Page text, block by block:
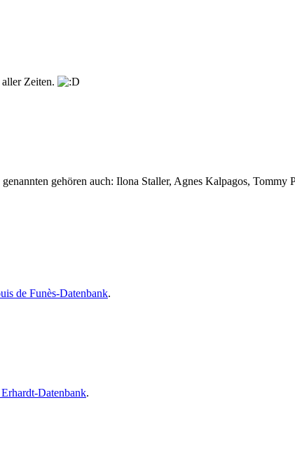
Zeiten.
gehören auch: Ilona Staller, Agnes Kalpagos, Tommy
de Funès-Datenbank.
Datenbank.